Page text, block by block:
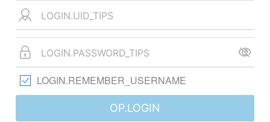
LOGIN.REMEMBER_USERNAME
OP.LOGIN